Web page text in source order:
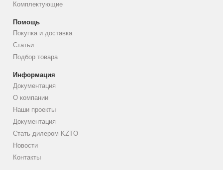
Комплектующие
Помощь
Покупка и доставка
Статьи
Подбор товара
Информация
Документация
О компании
Наши проекты
Документация
Стать дилером KZTO
Новости
Контакты